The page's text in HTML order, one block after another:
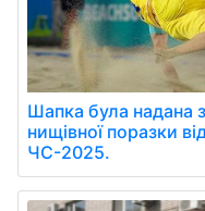
Шапка була надана
нищівної поразки
ЧС-2025.